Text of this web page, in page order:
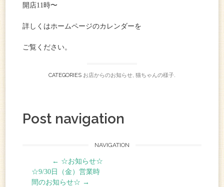
開店11時〜
詳しくはホームページのカレンダーを
ご覧ください。
CATEGORIES お店からのお知らせ, 猫ちゃんの様子.
Post navigation
NAVIGATION
← ☆お知らせ☆
☆9/30日（金）営業時
間のお知らせ☆ →